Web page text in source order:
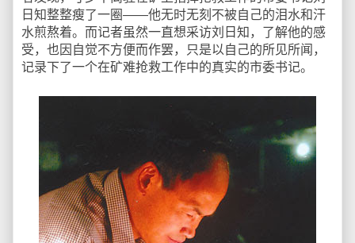
日知整整瘦了一圈——他无时无刻不被自己的泪水和汗
水煎熬着。而记者虽然一直想采访刘日知，了解他的感
受，也因自觉不方便而作罢，只是以自己的所见所闻，
记录下了一个在矿难抢救工作中的真实的市委书记。